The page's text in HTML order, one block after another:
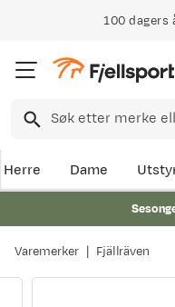
100
Herre Dame
Varemerker Fjällräven